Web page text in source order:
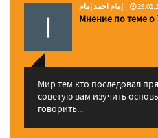
إمام احمد إمام
Мнение по теме о
Мир тем кто последовал
советую вам изучить
говорить...